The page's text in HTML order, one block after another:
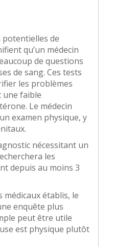
potentielles de
qu’un médecin
de questions
de sang. Ces tests
les problèmes
une faible
Le médecin
examen physique, y
nécessitant un
les
depuis au moins 3
médicaux établis, le
enquête plus
peut être utile
est physique plutôt